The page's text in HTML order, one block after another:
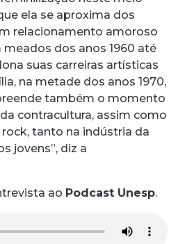
ela se aproxima dos
relacionamento amoroso
meados dos anos 1960 até
suas carreiras artísticas
na metade dos anos 1970,
também o momento
contracultura, assim como
tanto na indústria da
jovens”, diz a
ao Podcast Unesp.